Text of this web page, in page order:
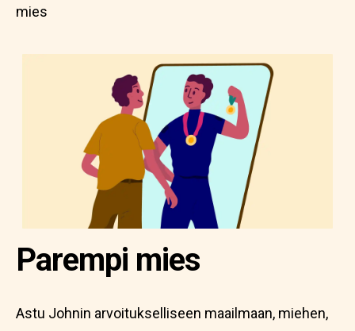
mies
Parempi mies
Astu Johnin arvoitukselliseen maailmaan, miehen,